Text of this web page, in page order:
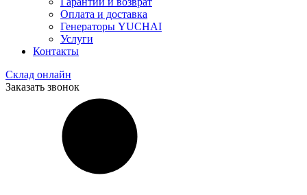
Оплата и доставка
Генераторы YUCHAI
Услуги
Контакты
Склад онлайн
Заказать звонок